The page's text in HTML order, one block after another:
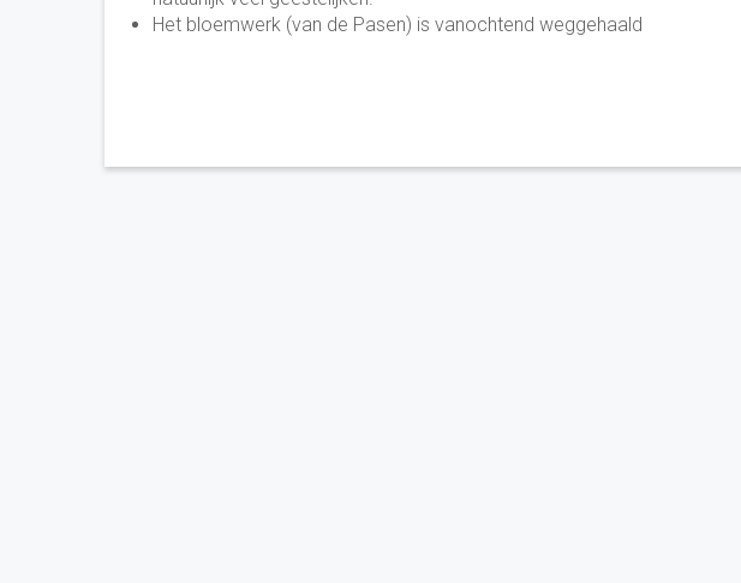
Het bloemwerk (van de Pasen) is vanochtend weggehaald